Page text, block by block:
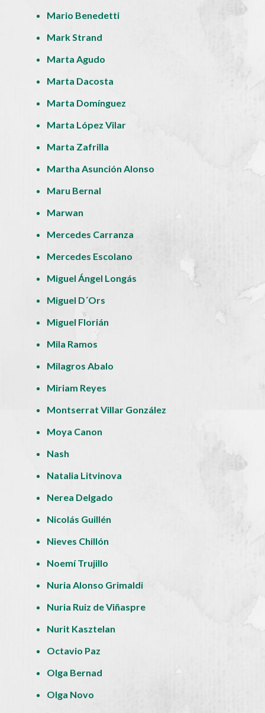
Mario Benedetti
Mark Strand
Marta Agudo
Marta Dacosta
Marta Domínguez
Marta López Vilar
Marta Zafrilla
Martha Asunción Alonso
Maru Bernal
Marwan
Mercedes Carranza
Mercedes Escolano
Miguel Ángel Longás
Miguel D´Ors
Miguel Florián
Mila Ramos
Milagros Abalo
Miriam Reyes
Montserrat Villar González
Moya Canon
Nash
Natalia Litvinova
Nerea Delgado
Nicolás Guillén
Nieves Chillón
Noemí Trujillo
Nuria Alonso Grimaldi
Nuria Ruiz de Viñaspre
Nurit Kasztelan
Octavio Paz
Olga Bernad
Olga Novo